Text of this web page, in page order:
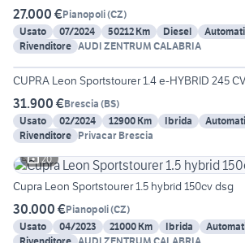
27.000 €Pianopoli(CZ)
Usato
07/2024 50212 Km Diesel
Rivenditore AUDI ZENTRUM CALABRIA
15
CUPRA Leon Sportstourer 1.4 e-HYBRID 245
31.900 €Brescia (BS)
Usato
02/2024 12900 Km Ibrida
Rivenditore Privacar Brescia
20
Cupra Leon Sportstourer 1.5 hybrid 150cv dsg
30.000 €Pianopoli(CZ)
Usato
04/2023 21000 Km Ibrida